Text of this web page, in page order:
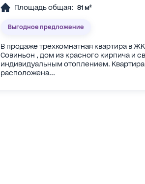
Площадь общая: 81 м²
Выгодное предложение
В продаже трехкомнатная квартира в
Совиньон , дом из красного кирпича и
индивидуальным отоплением. Квартира
расположена...